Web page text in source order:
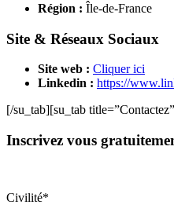
Région : Île-de-France
Site & Réseaux Sociaux
Site web : Cliquer ici
Linkedin : https://
[/su_tab][su_tab
Inscrivez vous
Civilité*